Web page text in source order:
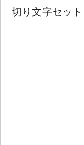
切り文字セッ